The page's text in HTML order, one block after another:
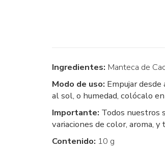
Ingredientes: Manteca de
Modo de uso: Empujar
al sol, o humedad, colócalo
Importante: Todos nuestros
variaciones de color, aroma,
Contenido: 10 g